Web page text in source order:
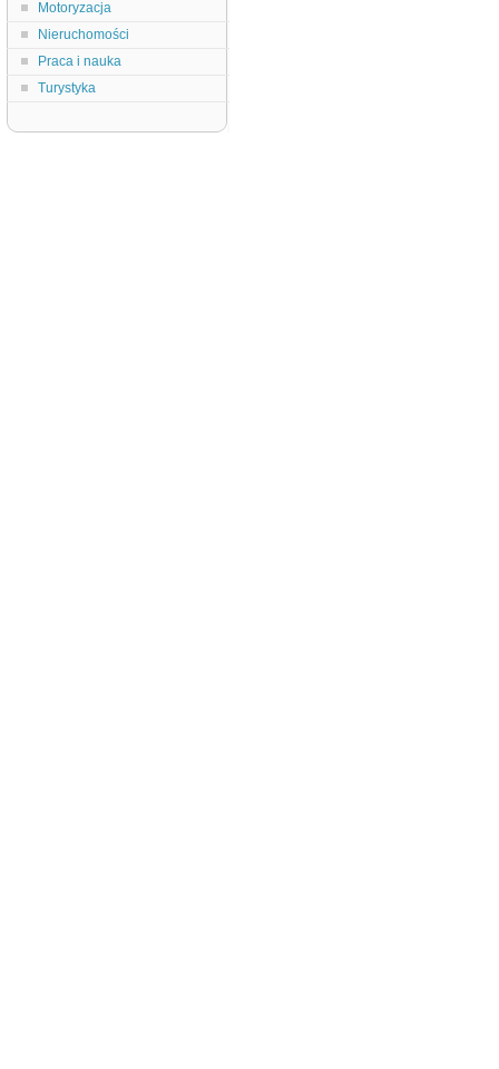
Motoryzacja
Nieruchomości
Praca i nauka
Turystyka